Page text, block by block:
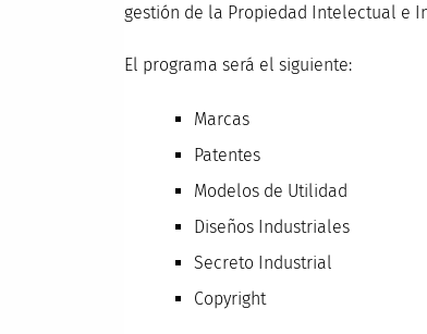
gestión de la Propiedad Intelectual e
El programa será el siguiente:
Marcas
Patentes
Modelos de Utilidad
Diseños Industriales
Secreto Industrial
Copyright